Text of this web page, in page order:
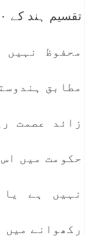
محفوظ نہیں
مطابق
زائد عصمت
حکومت میں
نہیں ہے
رکھوانے میں